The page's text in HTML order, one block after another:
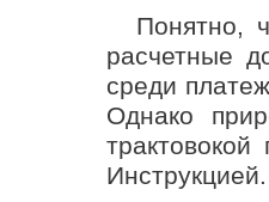
Понятно,
расчетные
среди
Однако
Инструкцией.